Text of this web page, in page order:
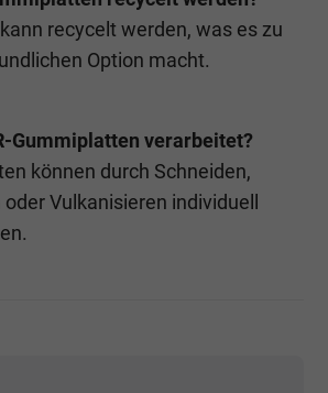
recycelt werden, was es zu
Option macht.
Gummiplatten verarbeitet?
können durch Schneiden,
oder Vulkanisieren individuell